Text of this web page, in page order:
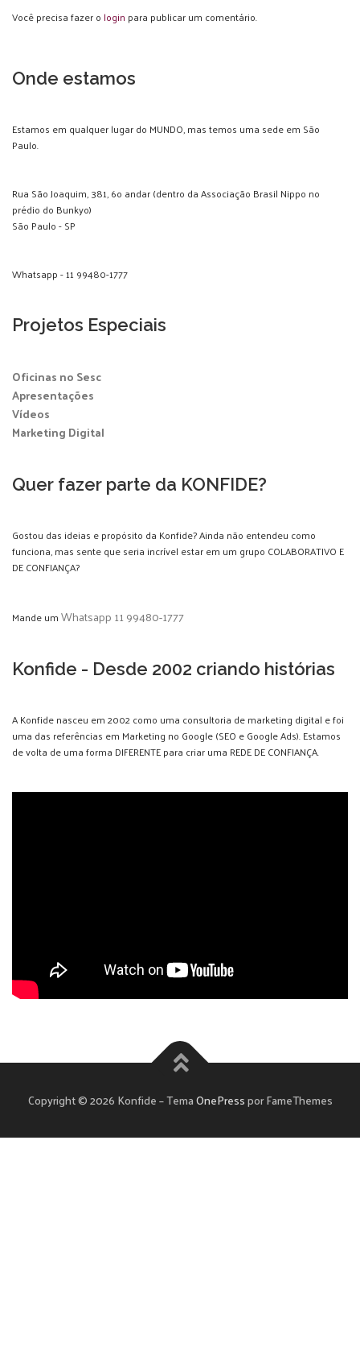
Você precisa fazer o login para publicar um comentário.
Onde estamos
Estamos em qualquer lugar do MUNDO, mas temos uma sede em São
Paulo.
Rua São Joaquim, 381, 6o andar (dentro da Associação Brasil Nippo no
prédio do Bunkyo)
São Paulo - SP
Whatsapp - 11 99480-1777
Projetos Especiais
Oficinas no Sesc
Apresentações
Vídeos
Marketing Digital
Quer fazer parte da KONFIDE?
Gostou das ideias e propósito da Konfide? Ainda não entendeu como
funciona, mas sente que seria incrível estar em um grupo COLABORATIVO E
DE CONFIANÇA?
Mande umWhatsapp 11 99480-1777
Konfide - Desde 2002 criando histórias
A Konfide nasceu em 2002 como uma consultoria de marketing digital e foi
uma das referências em Marketing no Google (SEO e Google Ads). Estamos
de volta de uma forma DIFERENTE para criar uma REDE DE CONFIANÇA.
Copyright © 2026 Konfide–TemaOnePresspor FameThemes